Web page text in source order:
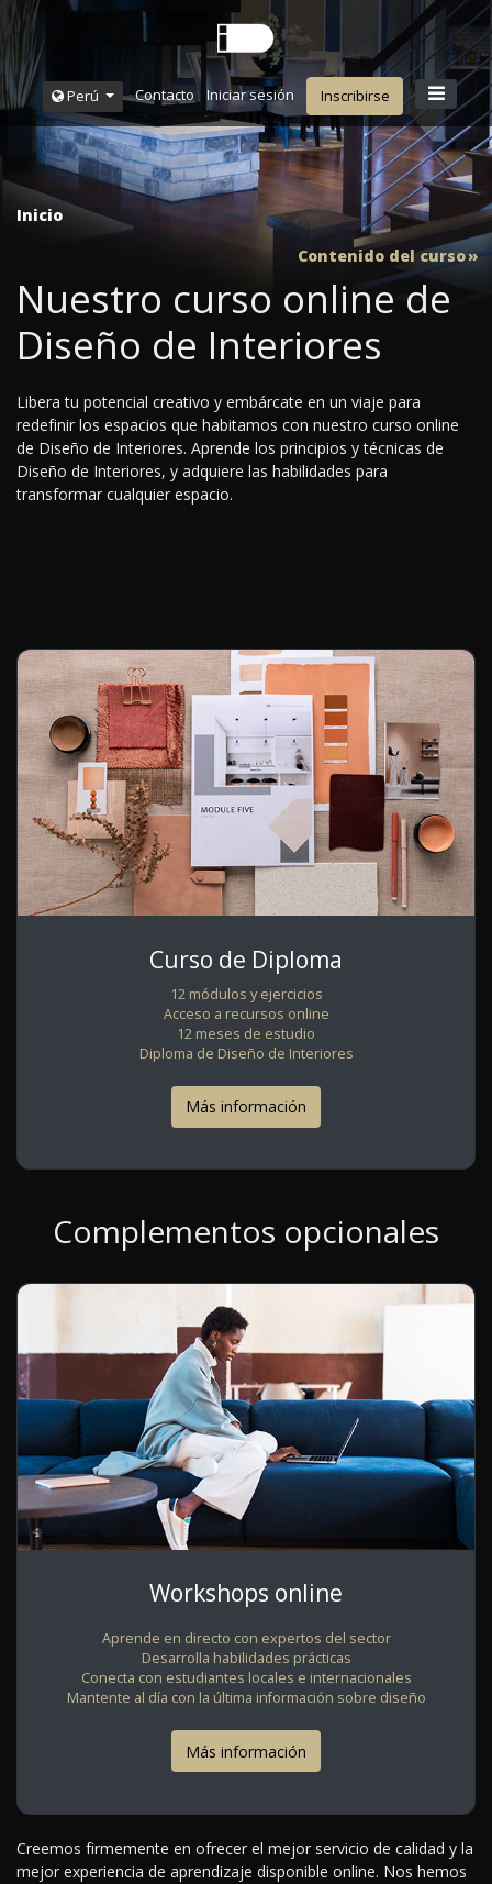
Perú Contacto Iniciar sesión Inscribirse
Inicio
Contenido del curso
Nuestro curso online de
Diseño de Interiores
Libera tu potencial creativo y embárcate en un viaje para
redefinir los espacios que habitamos con nuestro curso online
de Diseño de Interiores. Aprende los principios y técnicas de
Diseño de Interiores, y adquiere las habilidades para
transformar cualquier espacio.
Curso de Diploma
12 módulos y ejercicios
Acceso a recursos online
12 meses de estudio
Diploma de Diseño de Interiores
Más información
Complementos opcionales
Workshops online
Aprende en directo con expertos del sector
Desarrolla habilidades prácticas
Conecta con estudiantes locales e internacionales
Mantente al día con la última información sobre diseño
Más información
Creemos firmemente en ofrecer el mejor servicio de calidad y la
mejor experiencia de aprendizaje disponible online. Nos hemos